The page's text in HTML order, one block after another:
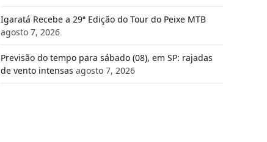
Igaratá Recebe a 29ª Edição do Tour do Peixe MTB
agosto 7, 2026
Previsão do tempo para sábado (08), em SP: rajadas
de vento intensas agosto 7, 2026